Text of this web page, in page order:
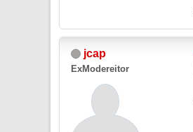
jcap
ExModereitor